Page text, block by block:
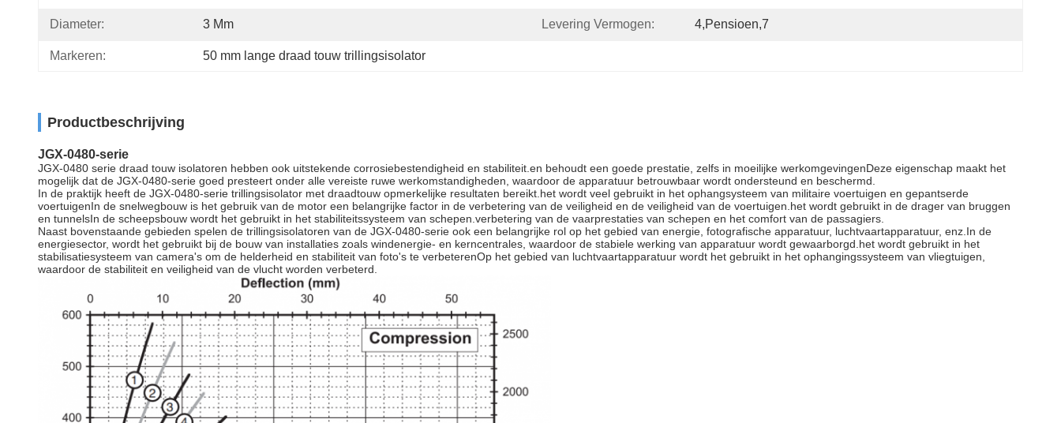
Diameter: 3 Mm Levering Vermogen: 4,pensioen,7
Markeren: 50 mm lange draad touw trillingsisolator
Productbeschrijving
JGX-0480-serie
JGX-0480 serie draad touw isolatoren hebben ook uitstekende corrosiebestendigheid en stabiliteit.en behoudt een goede prestatie, zelfs in moeilijke werkomgevingenDeze eigenschap maakt het
mogelijk dat de JGX-0480-serie goed presteert onder alle vereiste ruwe werkomstandigheden, waardoor de apparatuur betrouwbaar wordt ondersteund en beschermd.
In de praktijk heeft de JGX-0480-serie trillingsisolator met draadtouw opmerkelijke resultaten bereikt.het wordt veel gebruikt in het ophangsysteem van militaire voertuigen en gepantserde
voertuigenIn de snelwegbouw is het gebruik van de motor een belangrijke factor in de verbetering van de veiligheid en de veiligheid van de voertuigen.het wordt gebruikt in de drager van bruggen
en tunnelsIn de scheepsbouw wordt het gebruikt in het stabiliteitssysteem van schepen.verbetering van de vaarprestaties van schepen en het comfort van de passagiers.
Naast bovenstaande gebieden spelen de trillingsisolatoren van de JGX-0480-serie ook een belangrijke rol op het gebied van energie, fotografische apparatuur, luchtvaartapparatuur, enz.In de
energiesector, wordt het gebruikt bij de bouw van installaties zoals windenergie- en kerncentrales, waardoor de stabiele werking van apparatuur wordt gewaarborgd.het wordt gebruikt in het
stabilisatiesysteem van camera's om de helderheid en stabiliteit van foto's te verbeterenOp het gebied van luchtvaartapparatuur wordt het gebruikt in het ophangingssysteem van vliegtuigen,
waardoor de stabiliteit en veiligheid van de vlucht worden verbeterd.